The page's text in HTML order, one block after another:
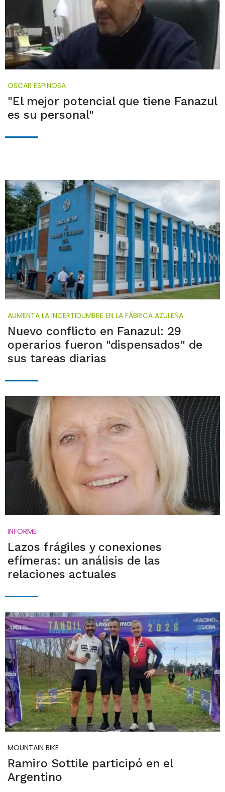
OSCAR ESPINOSA
"El mejor potencial que tiene Fanazul
es su personal"
AUMENTA LA INCERTIDUMBRE EN LA FÁBRICA AZULEÑA
Nuevo conflicto en Fanazul: 29
operarios fueron "dispensados" de
sus tareas diarias
INFORME
Lazos frágiles y conexiones
efímeras: un análisis de las
relaciones actuales
MOUNTAIN BIKE
Ramiro Sottile participó en el
Argentino